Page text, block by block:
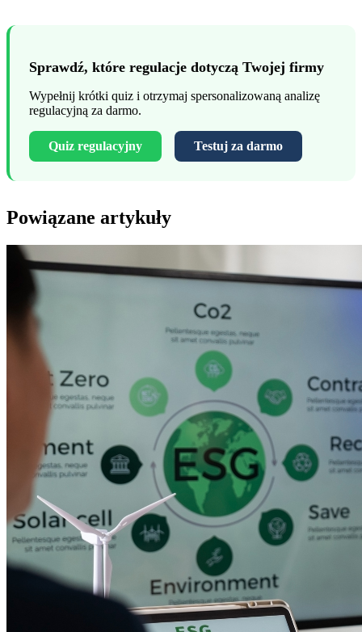
Sprawdź, które regulacje dotyczą Twojej firmy
Wypełnij krótki quiz i otrzymaj spersonalizowaną analizę
regulacyjną za darmo.
Quiz regulacyjny Testuj za darmo
Powiązane artykuły